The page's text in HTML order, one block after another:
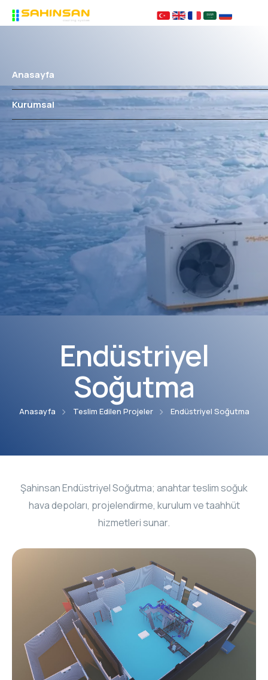
Anasayfa
Kurumsal
Hakkımızda
Çözüm Ortaklarımız
KVKK
Sıkça Sorulanlar
Ürünler
Faaliyet Alanları
Blog
Kalite Belgeleri
İletişim
Endüstriyel
Soğutma
Anasayfa Teslim Edilen Projeler Endüstriyel Soğutma
Şahinsan Endüstriyel Soğutma; anahtar teslim soğuk
hava depoları, projelendirme, kurulum ve taahhüt
hizmetleri sunar.